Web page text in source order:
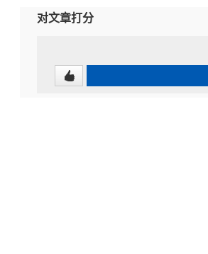
对文章打分